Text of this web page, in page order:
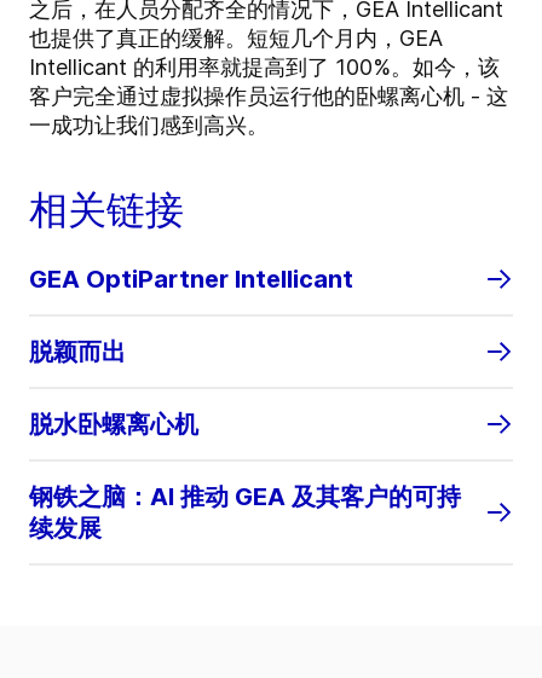
之后，在人员分配齐全的情况下，GEA Intellicant
也提供了真正的缓解。短短几个月内，GEA
Intellicant 的利用率就提高到了 100%。如今，该
客户完全通过虚拟操作员运行他的卧螺离心机 - 这
一成功让我们感到高兴。
相关链接
GEA OptiPartner Intellicant
脱颖而出
脱水卧螺离心机
钢铁之脑：AI 推动 GEA 及其客户的可持
续发展